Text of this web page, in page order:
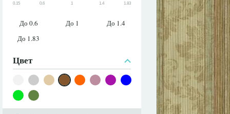
0.15 0.6 1 1.4 1.83
До 0.6 До 1
До 1.4
До 1.83
Цвет